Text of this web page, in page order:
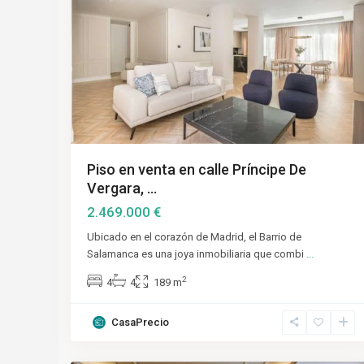
Piso en venta en calle Príncipe De
Vergara, ...
2.469.000 €
Ubicado en el corazón de Madrid, el Barrio de
Salamanca es una joya inmobiliaria que combi ...
4 4 189 m2
CasaPrecio
Salamanca,